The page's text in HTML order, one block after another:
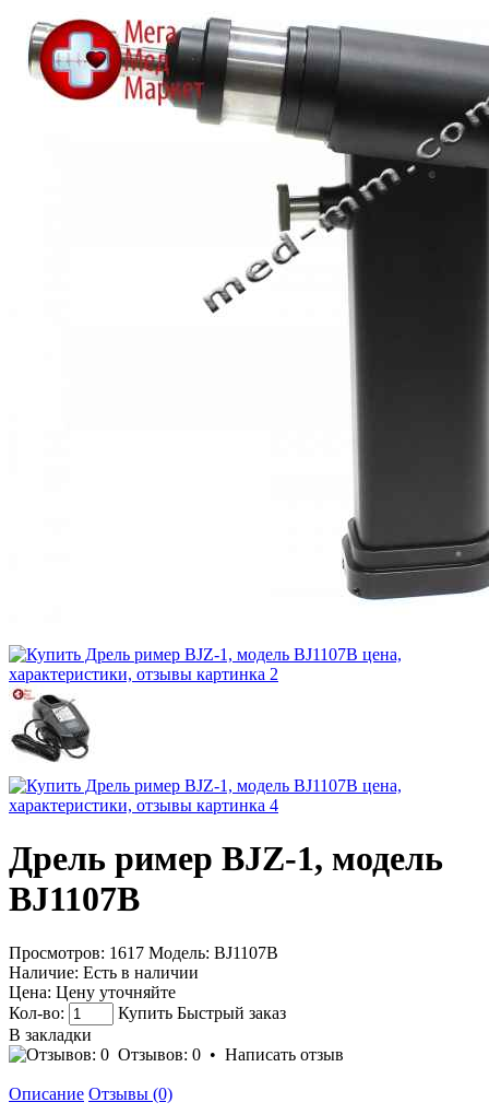
Дрель ример BJZ-1, модель
BJ1107В
Просмотров: 1617 Модель: BJ1107В
Наличие: Есть в наличии
Цена: Цену уточняйте
Кол-во:
Купить Быстрый заказ
В закладки
Отзывов: 0 • Написать отзыв
Описание Отзывы (0)